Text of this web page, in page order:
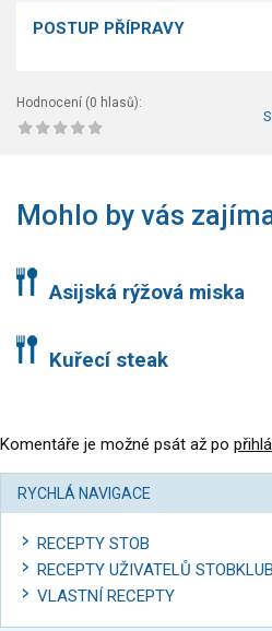
POSTUP PŘÍPRAVY
Hodnocení (0 hlasů):
Mohlo by vás
Asijská rýžová miska
Kuřecí steak
Komentáře je možné psát až po
RYCHLÁ NAVIGACE
RECEPTY STOB
RECEPTY UŽIVATELŮ
VLASTNÍ RECEPTY